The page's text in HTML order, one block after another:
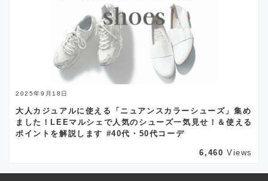
2025年9月18日
大人カジュアルに使える「ニュアンスカラーシューズ」集め
ました！LEEマルシェで人気のシューズ一気見せ！＆使える
ポイントを解説します #40代・50代コーデ
6,460 Views